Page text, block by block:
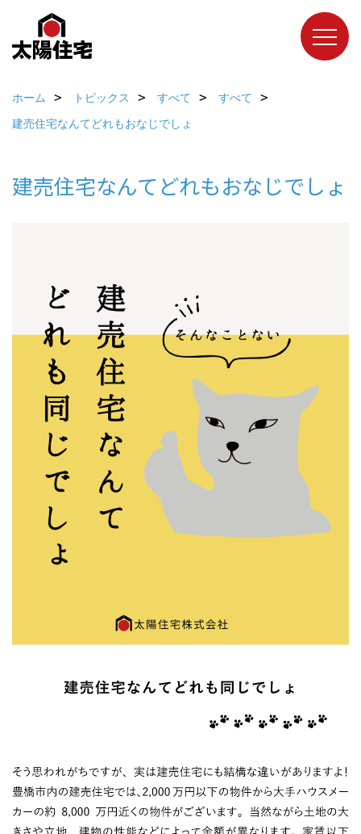
ホーム トピックス すべて
すべて
建売住宅なんてどれもおなじでしょ
建売住宅なんてどれもおなじでしょ